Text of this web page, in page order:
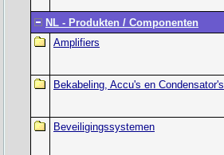
NL - Produkten / Componenten
Amplifiers
Bekabeling, Accu's en Condensator's
Beveiligingssystemen